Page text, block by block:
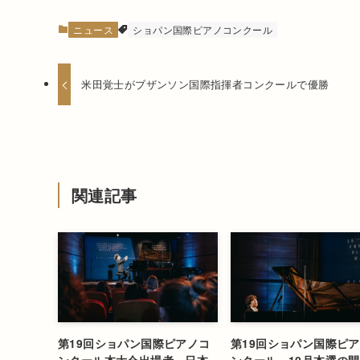
ニュース ショパン国際ピアノコンクール
米田覚士がブザンソン国際指揮者コンクールで優勝
関連記事
第19回ショパン国際ピアノコ
第19回ショパン国際ピ